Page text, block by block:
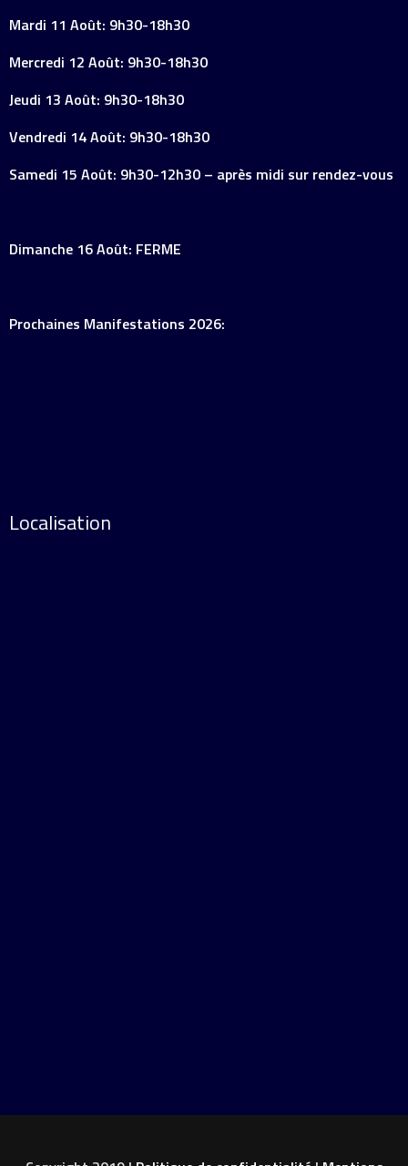
Mardi 11 Août: 9h30-18h30
Mercredi 12 Août: 9h30-18h30
Jeudi 13 Août: 9h30-18h30
Vendredi 14 Août: 9h30-18h30
Samedi 15 Août: 9h30-12h30 – après midi sur rendez-vous
Dimanche 16 Août: FERME
Prochaines Manifestations 2026:
Localisation